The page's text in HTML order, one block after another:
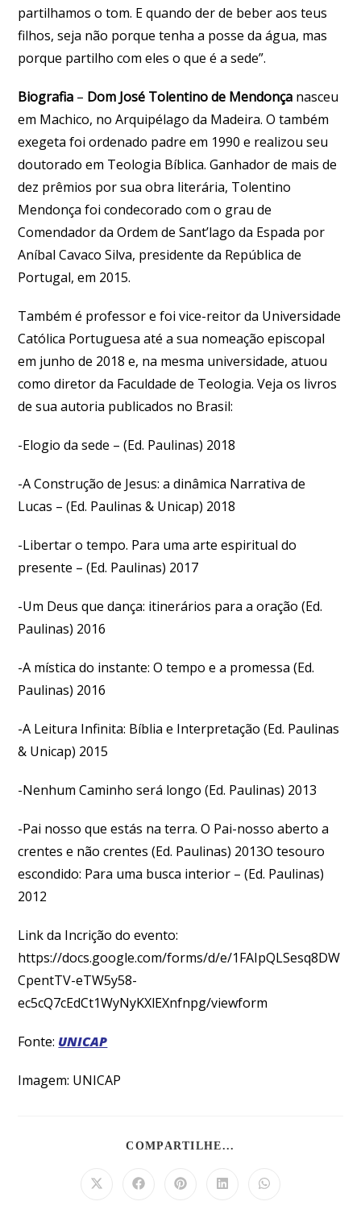
partilhamos o tom. E quando der de beber aos teus
filhos, seja não porque tenha a posse da água, mas
porque partilho com eles o que é a sede”.
Biografia – Dom José Tolentino de Mendonça nasceu
em Machico, no Arquipélago da Madeira. O também
exegeta foi ordenado padre em 1990 e realizou seu
doutorado em Teologia Bíblica. Ganhador de mais de
dez prêmios por sua obra literária, Tolentino
Mendonça foi condecorado com o grau de
Comendador da Ordem de Sant’lago da Espada por
Aníbal Cavaco Silva, presidente da República de
Portugal, em 2015.
Também é professor e foi vice-reitor da Universidade
Católica Portuguesa até a sua nomeação episcopal
em junho de 2018 e, na mesma universidade, atuou
como diretor da Faculdade de Teologia. Veja os livros
de sua autoria publicados no Brasil:
-Elogio da sede – (Ed. Paulinas) 2018
-A Construção de Jesus: a dinâmica Narrativa de
Lucas – (Ed. Paulinas & Unicap) 2018
-Libertar o tempo. Para uma arte espiritual do
presente – (Ed. Paulinas) 2017
-Um Deus que dança: itinerários para a oração (Ed.
Paulinas) 2016
-A mística do instante: O tempo e a promessa (Ed.
Paulinas) 2016
-A Leitura Infinita: Bíblia e Interpretação (Ed. Paulinas
& Unicap) 2015
-Nenhum Caminho será longo (Ed. Paulinas) 2013
-Pai nosso que estás na terra. O Pai-nosso aberto a
crentes e não crentes (Ed. Paulinas) 2013O tesouro
escondido: Para uma busca interior – (Ed. Paulinas)
2012
Link da Incrição do evento:
https://docs.google.com/forms/d/e/1FAIpQLSesq8DW
CpentTV-eTW5y58-
ec5cQ7cEdCt1WyNyKXlEXnfnpg/viewform
Fonte: UNICAP
Imagem: UNICAP
COMPARTILHE...